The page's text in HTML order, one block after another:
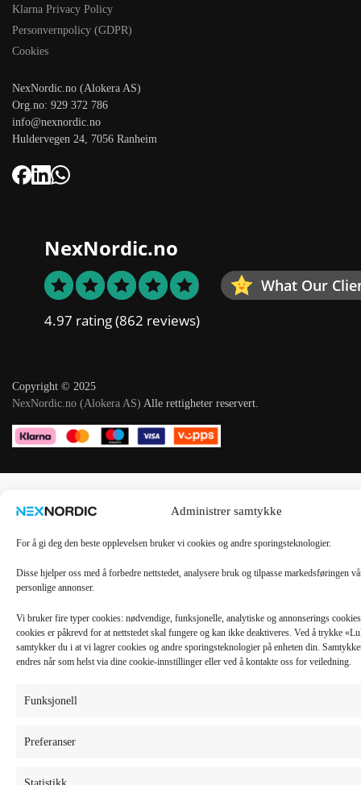
Administrer samtykke
For å gi deg den beste opplevelsen bruker vi cookies og andre sporingsteknologier.
Disse hjelper oss med å forbedre nettstedet, analysere bruk og tilpasse markedsføringen
personlige annonser.
Vi bruker fire typer cookies: nødvendige, funksjonelle, analytiske og annonserings
cookies er påkrevd for at nettstedet skal fungere og kan ikke deaktiveres. Ved å trykke
samtykker du i at vi lagrer cookies og andre sporingsteknologier på enheten din.
endres når som helst via dine cookie-innstillinger eller ved å kontakte oss for veiledning.
Funksjonell
Preferanser
Klarna Privacy Policy
Personvernpolicy (GDPR)
Cookies
NexNordic.no (Alokera AS)
Org.no: 929 372 786
info@nexnordic.no
Huldervegen 24, 7056 Ranheim
NexNordic.no
What Our
4.97 rating(862 reviews)
Copyright © 2025
NexNordic.no (Alokera AS) Alle rettigheter reservert.